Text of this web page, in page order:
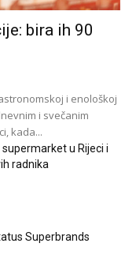
bira ih 90
i enološkoj
i svečanim
kada...
u Rijeci i
radnika
Superbrands